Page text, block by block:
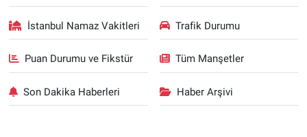
İstanbul Namaz Vakitleri Trafik Durumu
Puan Durumu ve Fikstür Tüm Manşetler
Son Dakika Haberleri Haber Arşivi